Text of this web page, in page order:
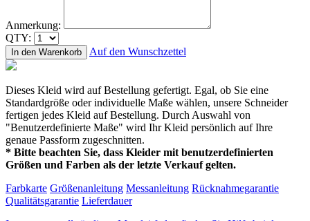
Anmerkung:
QTY:
In den Warenkorb Auf den Wunschzettel
Dieses Kleid wird auf Bestellung gefertigt. Egal, ob Sie eine
Standardgröße oder individuelle Maße wählen, unsere Schneider
fertigen jedes Kleid auf Bestellung. Durch Auswahl von
"Benutzerdefinierte Maße" wird Ihr Kleid persönlich auf Ihre
genaue Passform zugeschnitten.
* Bitte beachten Sie, dass Kleider mit benutzerdefinierten
Größen und Farben als der letzte Verkauf gelten.
Farbkarte Größenanleitung Messanleitung Rücknahmegarantie
Qualitätsgarantie Lieferdauer